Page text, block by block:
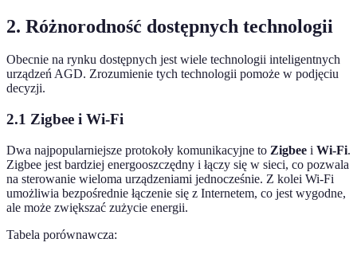
2. Różnorodność dostępnych technologii
Obecnie na rynku dostępnych jest wiele technologii inteligentnych
urządzeń AGD. Zrozumienie tych technologii pomoże w podjęciu
decyzji.
2.1 Zigbee i Wi-Fi
Dwa najpopularniejsze protokoły komunikacyjne to Zigbee i Wi-Fi.
Zigbee jest bardziej energooszczędny i łączy się w sieci, co pozwala
na sterowanie wieloma urządzeniami jednocześnie. Z kolei Wi-Fi
umożliwia bezpośrednie łączenie się z Internetem, co jest wygodne,
ale może zwiększać zużycie energii.
Tabela porównawcza: